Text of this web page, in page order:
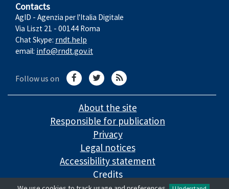
Contacts
AgID - Agenzia per l'Italia Digitale
Via Liszt 21 - 00144 Roma
Chat Skype: rndt.help
email: info@rndt.gov.it
Follow us on
About the site
Responsible for publication
Privacy
Legal notices
Accessibility statement
Credits